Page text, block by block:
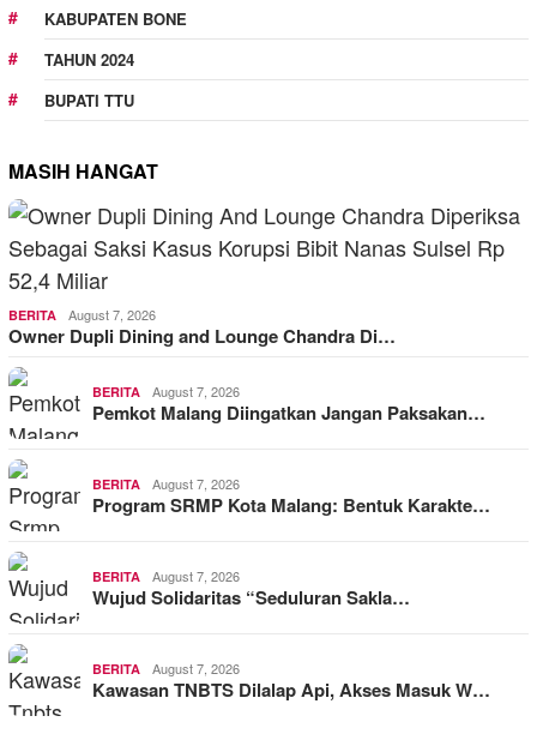
KABUPATEN BONE
TAHUN 2024
BUPATI TTU
MASIH HANGAT
BERITA August 7, 2026
Owner Dupli Dining and Lounge Chandra Di…
BERITA August 7, 2026
Pemkot Malang Diingatkan Jangan Paksakan…
BERITA August 7, 2026
Program SRMP Kota Malang: Bentuk Karakte…
BERITA August 7, 2026
Wujud Solidaritas “Seduluran Sakla…
BERITA August 7, 2026
Kawasan TNBTS Dilalap Api, Akses Masuk W…